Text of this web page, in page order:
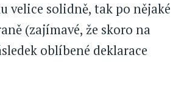
velice solidně, tak po nějaké
(zajímavé, že skoro na
oblíbené deklarace